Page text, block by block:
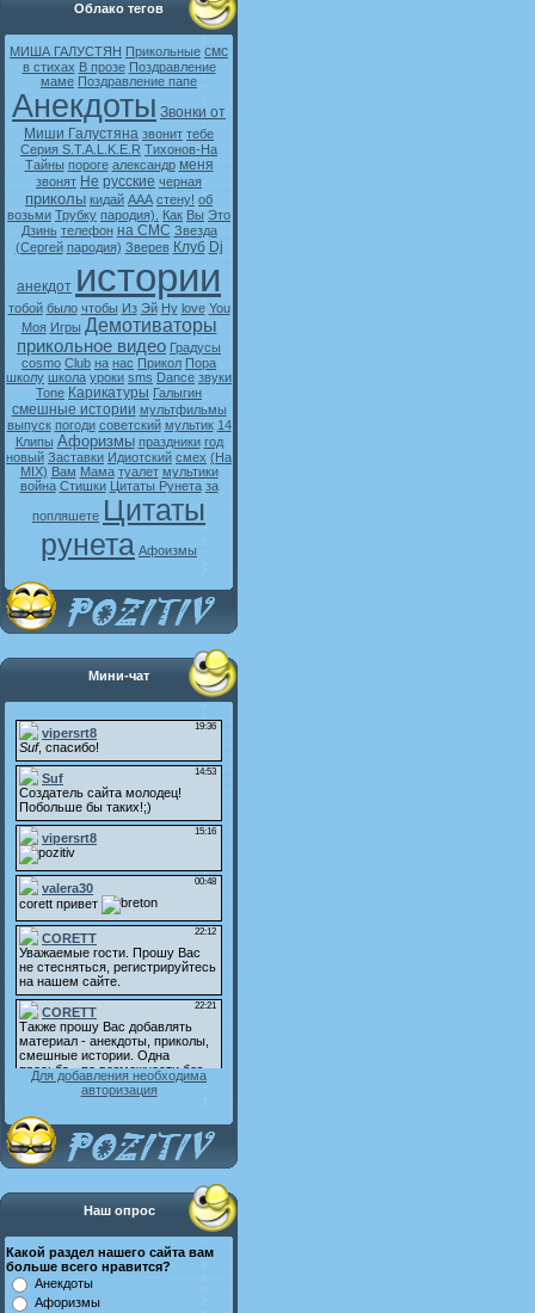
Облако тегов
МИША ГАЛУСТЯН Прикольные смс
в стихах В прозе Поздравление
маме Поздравление папе
Анекдоты Звонки от
Миши Галустяна звонит тебе
Серия S.T.A.L.K.E.R Тихонов-На
Тайны пороге александр меня
звонят Не русские черная
приколы кидай ААА стену! об
возьми Трубку пародия). Как Вы Это
Дзинь телефон на СМС Звезда
(Сергей пародия) Зверев Клуб Dj
анекдот истории
тобой было чтобы Из Эй Ну love You
Моя Игры Демотиваторы
прикольное видео Градусы
cosmo Club на нас Прикол Пора
школу школа уроки sms Dance звуки
Tone Карикатуры Галыгин
смешные истории мультфильмы
выпуск погоди советский мультик 14
Клипы Афоризмы праздники год
новый Заставки Идиотский смех (На
MIX) Вам Мама туалет мультики
война Стишки Цитаты Рунета за
попляшете Цитаты
рунета Афоизмы
Мини-чат
Для добавления необходима
авторизация
Наш опрос
Какой раздел нашего сайта вам
больше всего нравится?
Анекдоты
Афоризмы